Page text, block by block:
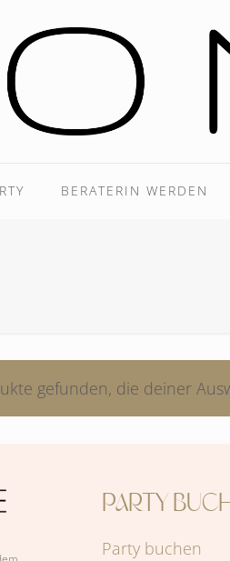
BERATERIN WERDEN
gefunden, die deiner
PARTY
Party buchen